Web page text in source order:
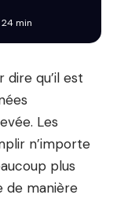
min
qu’il est
Les
n’importe
plus
de manière